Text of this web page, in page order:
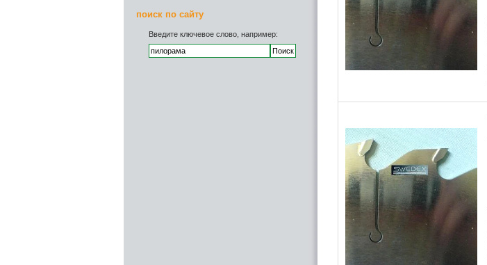
поиск по сайту
Введите ключевое слово, например: